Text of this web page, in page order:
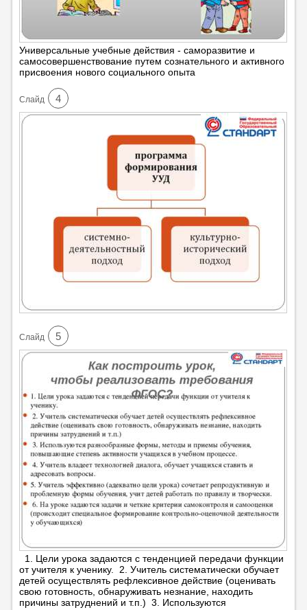
Универсальные учебные действия - саморазвитие и
самосовершенствование путем сознательного и активного
присвоения нового социального опыта
Cлайд 4
Cлайд 5
1. Цели урока задаются с тенденцией передачи функции
от учителя к ученику. 2. Учитель систематически обучает
детей осуществлять рефлексивное действие (оценивать
свою готовность, обнаруживать незнание, находить
причины затруднений и т.п.) 3. Используются